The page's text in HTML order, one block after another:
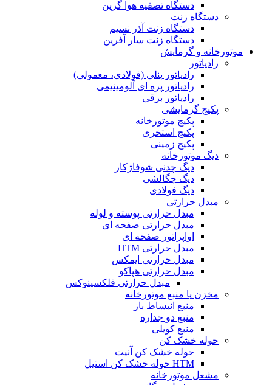
دستگاه تصفیه هوا گرین
دستگاه زنت
دستگاه زنت آذر نسیم
دستگاه زنت سار آفرین
موتورخانه و گرمایش
رادیاتور
رادیاتور پنلی (فولادی، معمولی)
رادیاتور پره ای آلومینیمی
رادیاتور برقی
پکیج گرمایشی
پکیج موتورخانه
پکیج استخری
پکیج زمینی
دیگ موتورخانه
دیگ چدنی شوفاژکار
دیگ چگالشی
دیگ فولادی
مبدل حرارتی
مبدل حرارتی پوسته و لوله
مبدل حرارتی صفحه ای
اواپراتور صفحه ای
مبدل حرارتی HTM
مبدل حرارتی ایمکس
مبدل حرارتی هپاکو
مبدل حرارتی فلکسینوکس
مخزن یا منبع موتورخانه
منبع انبساط باز
منبع دو جداره
منبع کویلی
حوله خشک کن
حوله خشک کن آنیت
HTM حوله خشک کن استیل
مشعل موتورخانه